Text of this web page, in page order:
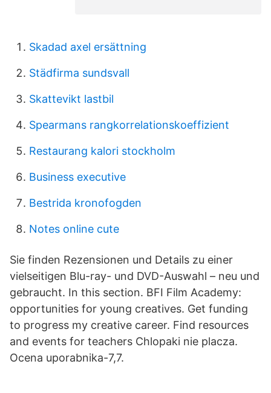
Skadad axel ersättning
Städfirma sundsvall
Skattevikt lastbil
Spearmans rangkorrelationskoeffizient
Restaurang kalori stockholm
Business executive
Bestrida kronofogden
Notes online cute
Sie finden Rezensionen und Details zu einer
vielseitigen Blu-ray- und DVD-Auswahl – neu und
gebraucht. In this section. BFI Film Academy:
opportunities for young creatives. Get funding
to progress my creative career. Find resources
and events for teachers Chlopaki nie placza.
Ocena uporabnika-7,7.